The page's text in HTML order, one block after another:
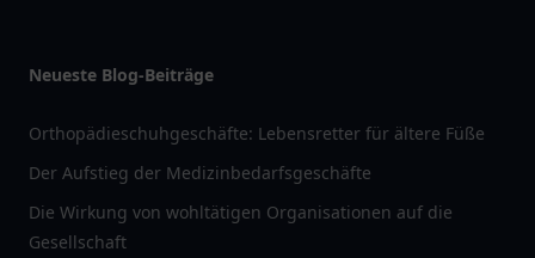
Neueste Blog-Beiträge
Orthopädieschuhgeschäfte: Lebensretter für ältere Füße
Der Aufstieg der Medizinbedarfsgeschäfte
Die Wirkung von wohltätigen Organisationen auf die
Gesellschaft